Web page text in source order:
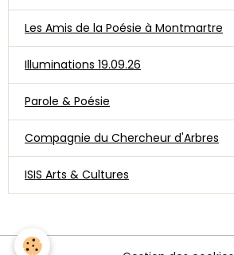
Les Amis de la Poésie à Montmartre
Illuminations 19.09.26
Parole & Poésie
Compagnie du Chercheur d'Arbres
ISIS Arts & Cultures